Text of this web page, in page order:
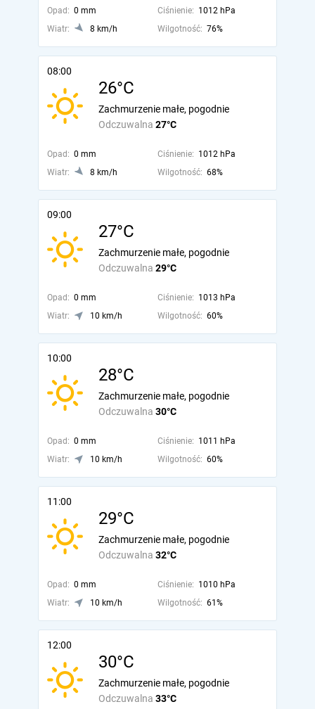
Opad: 0 mm Ciśnienie: 1012 hPa
Wiatr:
8 km/h Wilgotność: 76%
08:00
26°C
Odczuwalna 27°C
Zachmurzenie małe, pogodnie
Opad: 0 mm Ciśnienie: 1012 hPa
Wiatr:
8 km/h Wilgotność: 68%
09:00
27°C
Odczuwalna 29°C
Zachmurzenie małe, pogodnie
Opad: 0 mm Ciśnienie: 1013 hPa
Wiatr:
10 km/h Wilgotność: 60%
10:00
28°C
Odczuwalna 30°C
Zachmurzenie małe, pogodnie
Opad: 0 mm Ciśnienie: 1011 hPa
Wiatr:
10 km/h Wilgotność: 60%
11:00
29°C
Odczuwalna 32°C
Zachmurzenie małe, pogodnie
Opad: 0 mm Ciśnienie: 1010 hPa
Wiatr:
10 km/h Wilgotność: 61%
12:00
30°C
Odczuwalna 33°C
Zachmurzenie małe, pogodnie